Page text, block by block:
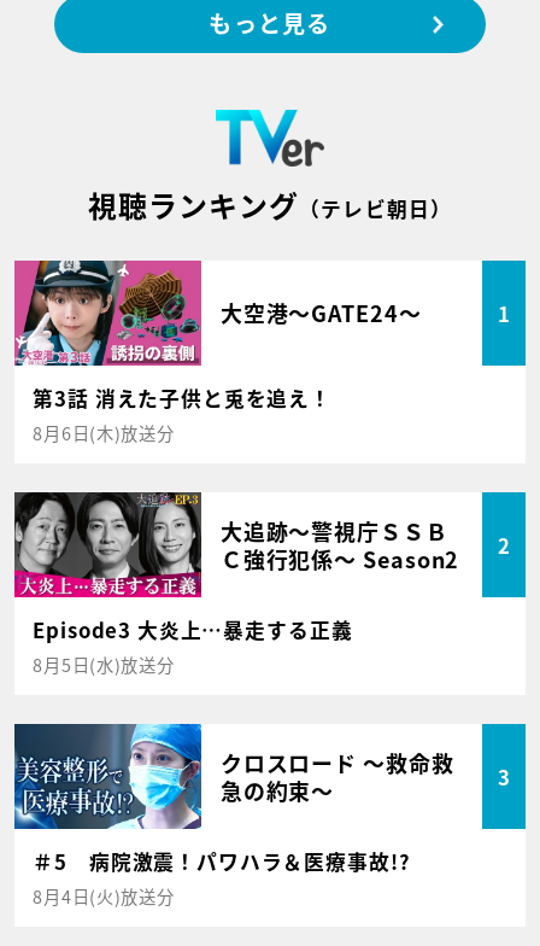
もっと見る
視聴ランキング （テレビ朝日）
大空港～GATE24～ 1
第3話 消えた子供と兎を追え！
8月6日(木)放送分
大追跡～警視庁ＳＳＢ
Ｃ強行犯係～ Season2
2
Episode3 大炎上…暴走する正義
8月5日(水)放送分
クロスロード ～救命救
急の約束～
3
＃5 病院激震！パワハラ＆医療事故!?
8月4日(火)放送分